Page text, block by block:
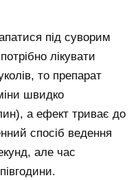
під суворим
лікувати
то препарат
швидко
а ефект триває до
спосіб ведення
але час